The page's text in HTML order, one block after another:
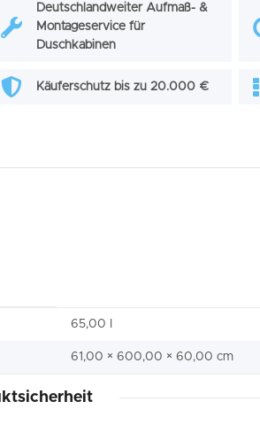
Deutschlandweiter Aufmaß- &
Montageservice für
Duschkabinen
Käuferschutz bis zu 20.000 €
65,00 I
61,00 × 600,00 × 60,00 cm